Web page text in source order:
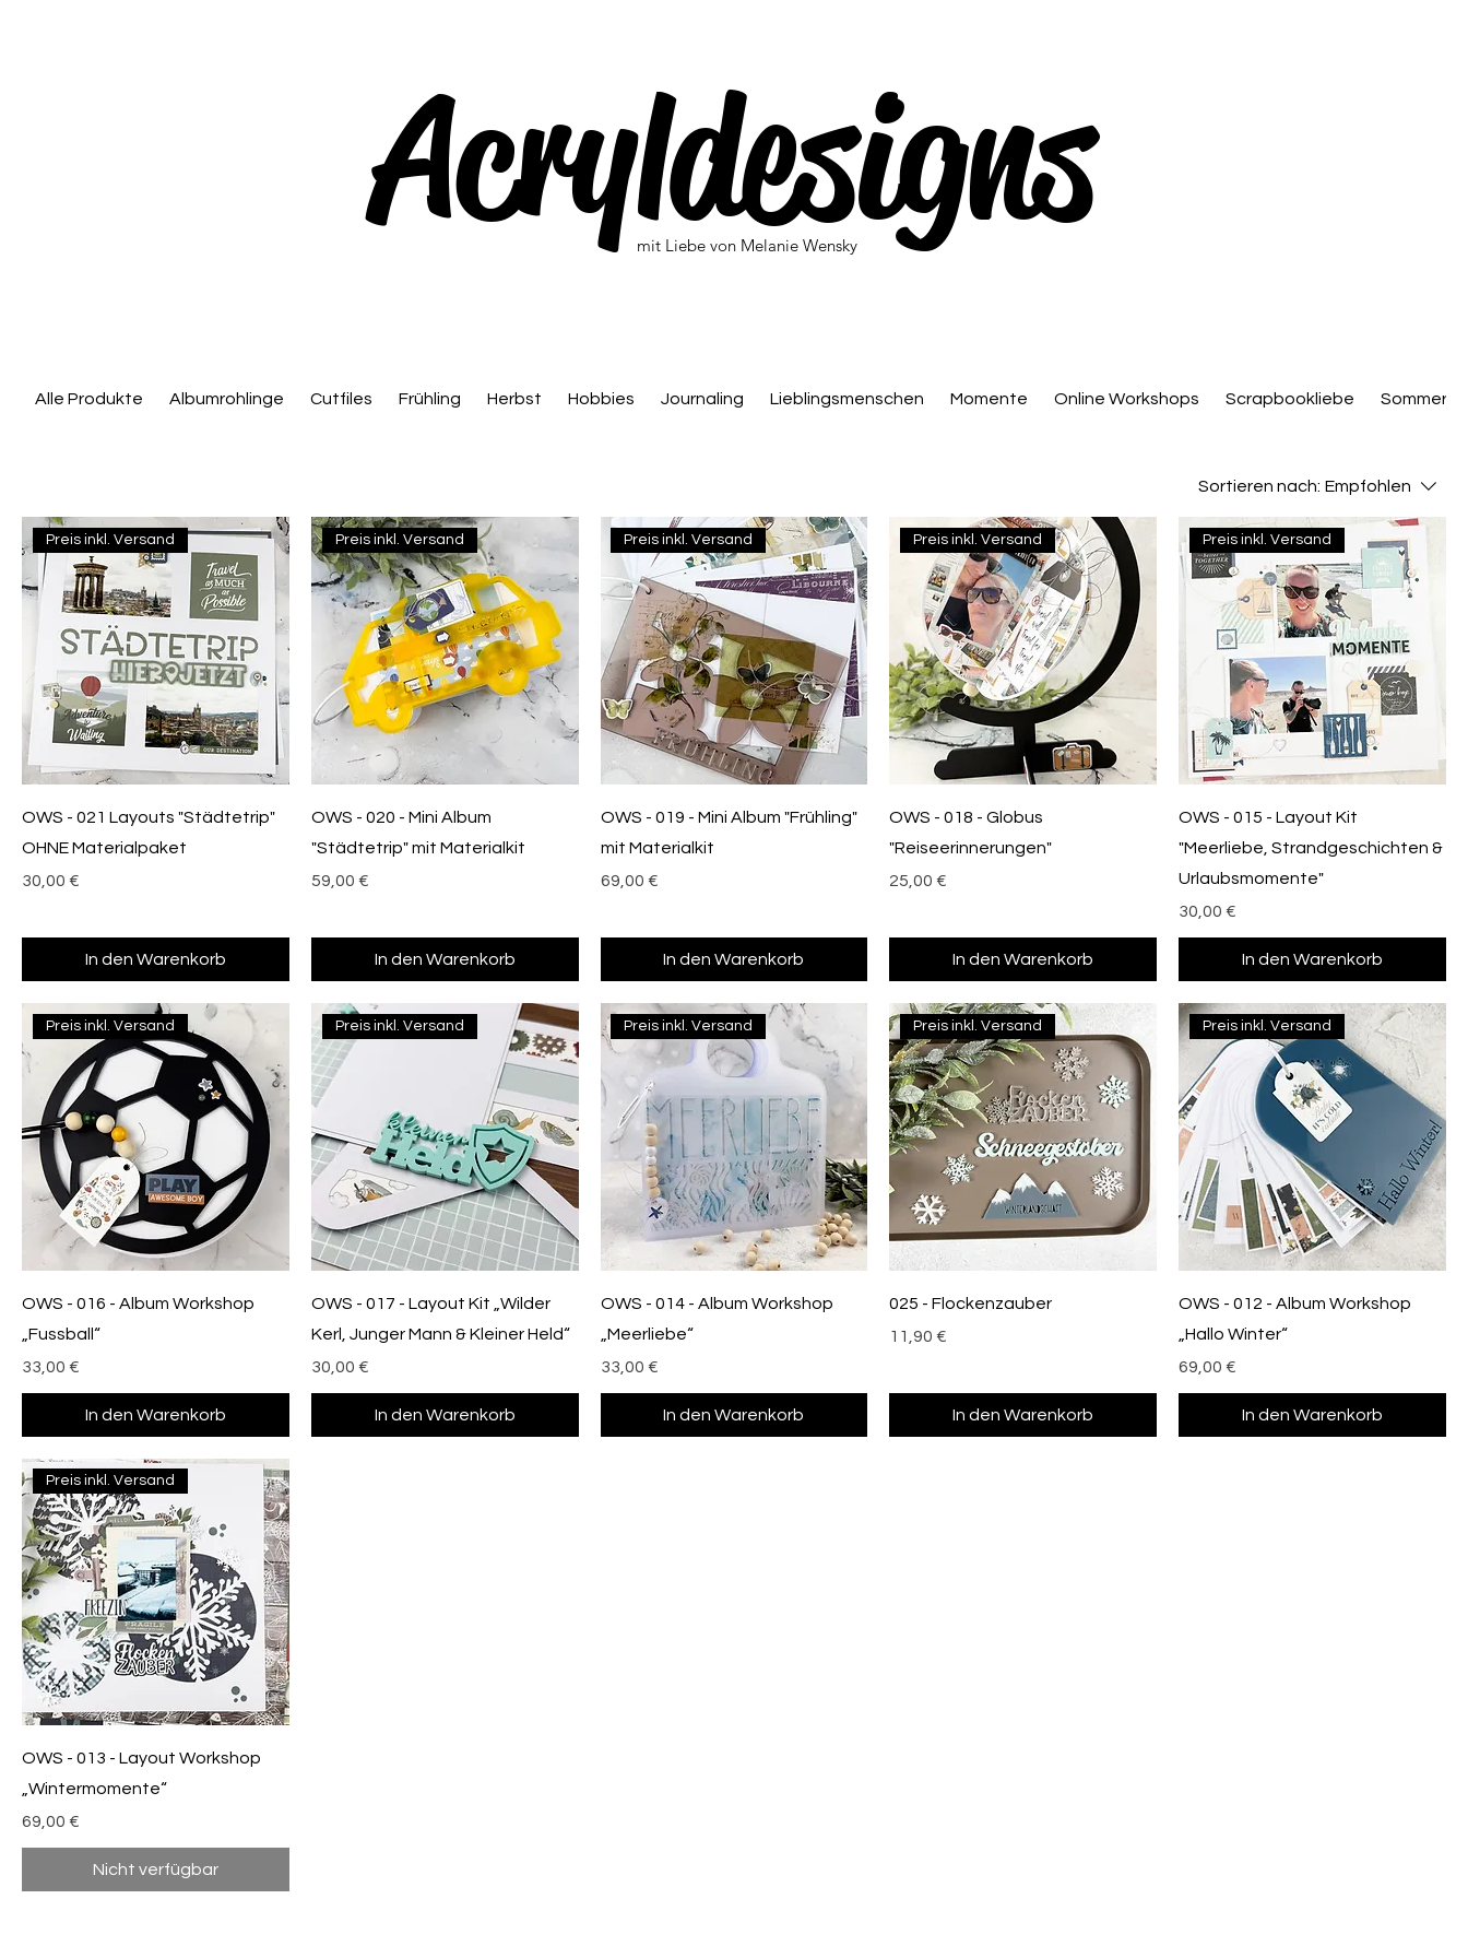
Acryldesigns
mit Liebe von Melanie Wensky
Alle Produkte Albumrohlinge Cutfiles Frühling Herbst Hobbies Journaling Lieblingsmenschen Momente Online Workshops Scrapbookliebe Sommer
Sortieren nach: Empfohlen
Preis inkl. Versand
OWS - 021 Layouts "Städtetrip"
OHNE Materialpaket
Preis
30,00 €
In den Warenkorb
Preis inkl. Versand
OWS - 020 - Mini Album
"Städtetrip" mit Materialkit
Preis
59,00 €
In den Warenkorb
Preis inkl. Versand
OWS - 019 - Mini Album "Frühling"
mit Materialkit
Preis
69,00 €
In den Warenkorb
Preis inkl. Versand
OWS - 018 - Globus
"Reiseerinnerungen"
Preis
25,00 €
In den Warenkorb
Preis inkl. Versand
OWS - 015 - Layout Kit
"Meerliebe, Strandgeschichten &
Urlaubsmomente"
Preis
30,00 €
In den Warenkorb
Preis inkl. Versand
OWS - 016 - Album Workshop
„Fussball“
Preis
33,00 €
In den Warenkorb
Preis inkl. Versand
OWS - 017 - Layout Kit „Wilder
Kerl, Junger Mann & Kleiner Held“
Preis
30,00 €
In den Warenkorb
Preis inkl. Versand
OWS - 014 - Album Workshop
„Meerliebe“
Preis
33,00 €
In den Warenkorb
Preis inkl. Versand
025 - Flockenzauber
Preis
11,90 €
In den Warenkorb
Preis inkl. Versand
OWS - 012 - Album Workshop
„Hallo Winter“
Preis
69,00 €
In den Warenkorb
Preis inkl. Versand
OWS - 013 - Layout Workshop
„Wintermomente“
Preis
69,00 €
Nicht verfügbar